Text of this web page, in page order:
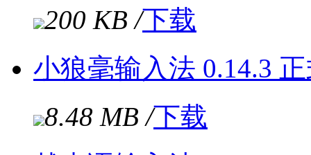
200 KB /下载
小狼毫输入法 0.14.3
8.48 MB /下载